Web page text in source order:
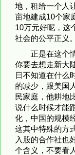
地，租给一个人
亩地建成10个家
10万元好呢，这
社会的公平正义。
正是在这个
你要去想走新大
日不知道在什么
的减少，跟美国
民家庭，他耕地
说什么时候才能
化，中国的规模
这其中特殊的方
入股的合作社也
个含义，不要看